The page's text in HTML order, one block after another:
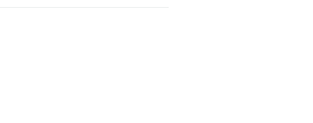
dont 700 sons "signatures" de titres
les cordes simultanément.